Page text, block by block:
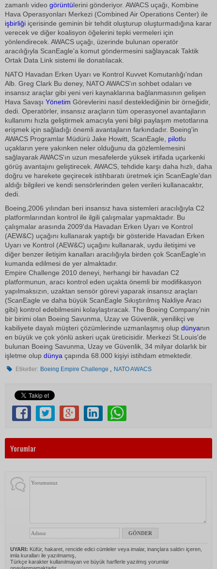
zamanlı video görüntülerini gönderiyor. AWACS uçağı, Kombine
Hava Operasyonları Merkezi (Combined Air Operations Center) ile
işbirliği içerisinde geminin bir tehdit oluşturup oluşturmadığına karar
verecek ve diğer koalisyon öğelerini tepki vermeleri için
yönlendirecek. AWACS uçağı, üzerinde bulunan operatör
aracılığıyla ScanEagle'a komut göndermesini sağlayacak Taktik
Ortak Data Link sistemi ile donatılacak.
NATO Havadan Erken Uyarı ve Kontrol Kuvvet Komutanlığı'ndan
Alb. Greg Clark Bu deney, NATO AWACS'ın sohbet odaları ve
insansız araçlar gibi yeni veri kaynaklarına bağlanmasının gelişen
Hava Savaşı Yönetim Görevlerini nasıl desteklediğinin bir örneğidir,
dedi. Operatörler, insansız araçların tüm operasyonel avantajların
kullanımı hızla geliştirmek amacıyla yeni bilgi paylaşım metotlarına
erişmek için sağladığı önemli avantajların farkındadır. Boeing'in
AWACS Programlar Müdürü Jake Howitt, ScanEagle, pilotlu
uçakların yere yakınken neler olduğunu da gözlemlemesini
sağlayarak AWACS'ın uzun mesafelerde yüksek irtifada uçarkenki
görüş avantajını geliştirecek. AWACS, tehdide karşı daha hızlı, daha
doğru ve harekete geçirecek istihbaratı üretmek için ScanEagle'dan
aldığı bilgileri ve kendi sensörlerinden gelen verileri kullanacaktır, 
dedi.
Boeing,2006 yılından beri insansız hava sistemleri aracılığıyla C2
platformlarından kontrol ile ilgili çalışmalar yapmaktadır. Bu
çalışmalar arasında 2009'da Havadan Erken Uyarı ve Kontrol
(AEW&C) uçağını kullanarak yaptığı bir gösteride Havadan Erken
Uyarı ve Kontrol (AEW&C) uçağını kullanarak, uydu iletişimi ve
diğer benzer iletişim kanalları aracılığıyla birden çok ScanEagle'ın
kumanda edilmesi de yer almaktadır.
Empire Challenge 2010 deneyi, herhangi bir havadan C2
platformunun, aracı kontrol eden uçakta önemli bir modifikasyon
yapılmaksızın, uzaktan sensör görevi yaparak insansız araçları
(ScanEagle ve daha büyük ScanEagle Sıkıştırılmış Nakliye Aracı
gibi) kontrol edebilmesini kolaylaştıracak. The Boeing Company'nin
bir birimi olan Boeing Savunma, Uzay ve Güvenlik, yenilikçi ve
kabiliyete dayalı müşteri çözümlerinde uzmanlaşmış olup dünyanın
en büyük ve çok yönlü askeri uçak üreticisidir. Merkezi St.Louis'de
bulunan Boeing Savunma, Uzay ve Güvenlik, 34 milyar dolarlık bir
işletme olup dünya çapında 68.000 kişiyi istihdam etmektedir.
Etiketler: Boeing Empire Challenge , NATO AWACS
Yorumlar
UYARI: Küfür, hakaret, rencide edici cümleler veya imalar, inançlara saldırı içeren,
imla kuralları ile yazılmamış,
Türkçe karakter kullanılmayan ve büyük harflerle yazılmış yorumlar